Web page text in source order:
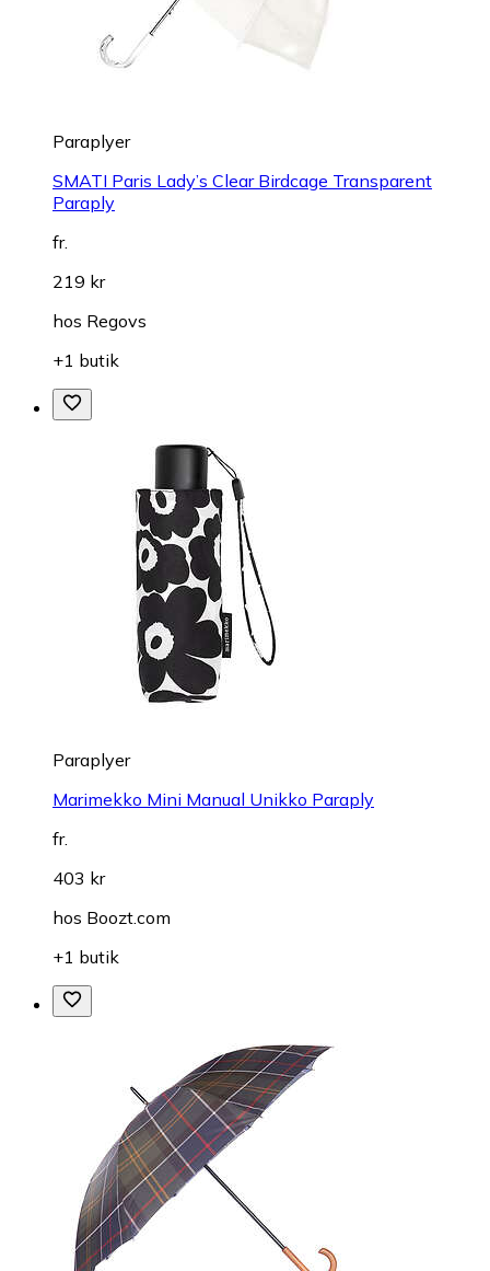
Paraplyer
SMATI Paris Lady’s Clear Birdcage Transparent
Paraply
fr.
219 kr
hos Regovs
+1 butik
Paraplyer
Marimekko Mini Manual Unikko Paraply
fr.
403 kr
hos Boozt.com
+1 butik